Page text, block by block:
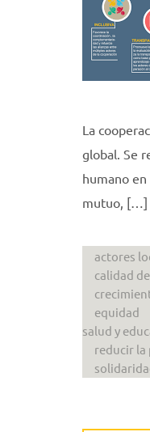
La
global. Se
humano
mutuo, […]
actores
calidad
equidad
salud y
reducir la